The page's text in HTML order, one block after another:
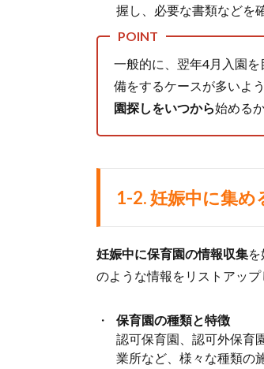
握し、必要な書類などを
一般的に、翌年4月入園
備をするケースが多いよ
園探しをいつから始める
1-2.妊娠中に集め
妊娠中に保育園の情報収集
のような情報をリストアップ
保育園の種類と特徴
認可保育園、認可外保育
業所など、様々な種類の